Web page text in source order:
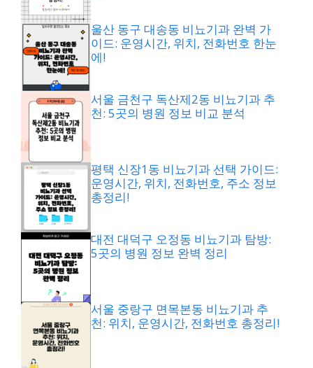
울산 동구 대송동 비뇨기과 완벽 가
이드: 운영시간, 위치, 전화번호 한눈
에!
서울 금천구 독산제2동 비뇨기과 추
천: 5곳의 병원 정보 비교 분석
평택 신장1동 비뇨기과 선택 가이드:
운영시간, 위치, 전화번호, 주소 정보
총정리!
대전 대덕구 오정동 비뇨기과 탐방:
5곳의 병원 정보 완벽 정리
서울 중랑구 면목본동 비뇨기과 추
천: 위치, 운영시간, 전화번호 총정리!